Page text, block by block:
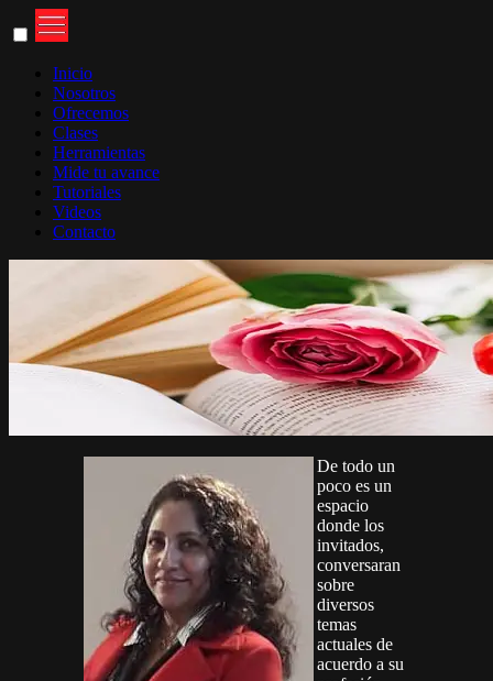
Inicio
Nosotros
Ofrecemos
Clases
Herramientas
Mide tu avance
Tutoriales
Videos
Contacto
De todo un
poco es un
espacio
donde los
invitados,
conversaran
sobre
diversos
temas
actuales de
acuerdo a su